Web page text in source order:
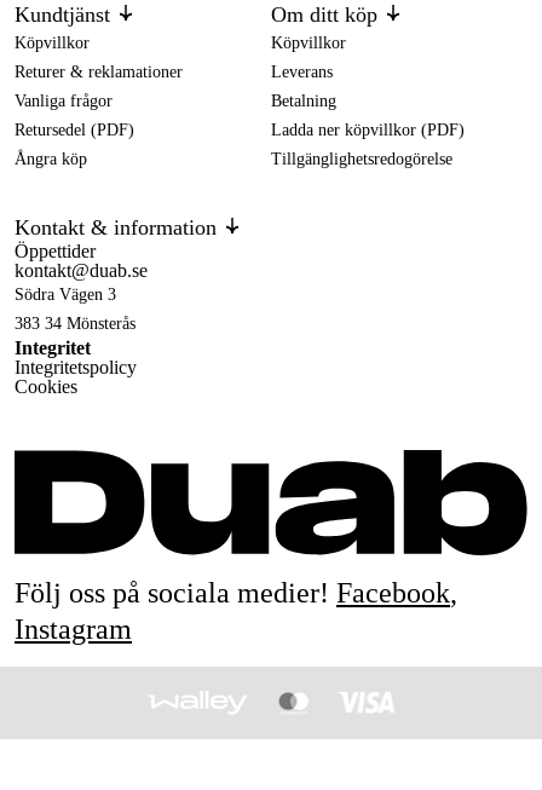
Kundtjänst
Köpvillkor
Returer & reklamationer
Vanliga frågor
Retursedel (PDF)
Ångra köp
Om ditt köp
Köpvillkor
Leverans
Betalning
Ladda ner köpvillkor (PDF)
Tillgänglighetsredogörelse
Kontakt & information
Öppettider
kontakt@duab.se
Södra Vägen 3
383 34 Mönsterås
Integritet
Integritetspolicy
Cookies
Följ oss på sociala medier! Facebook,
Instagram